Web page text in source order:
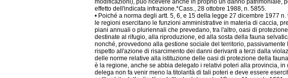
modificazioni), può ricevere anche in proprio un danno patrimoniale,
effetto dell'indicata infrazione.*Cass., 28 ottobre 1988, n. 5855.
• Poiché a norma degli artt. 5, 6, e 15 della legge 27 dicembre 1977 n.
le regioni esercitano le funzioni amministrative in materia di caccia,
piani annuali o pluriennali che prevedano, tra l'altro, oasi di protezione
destinate al rifugio, alla riproduzione, ed alla sosta della fauna
nonché, provvedono alla gestione sociale del territorio, passivamente
rispetto all'azione di risarcimento dei danni derivanti a terzi dalla
delle norme relative alla istituzione delle oasi di protezione della
è la regione, anche se abbia delegato i relativi poteri alla provincia, in
delega non fa venir meno la titolarità di tali poteri e deve essere